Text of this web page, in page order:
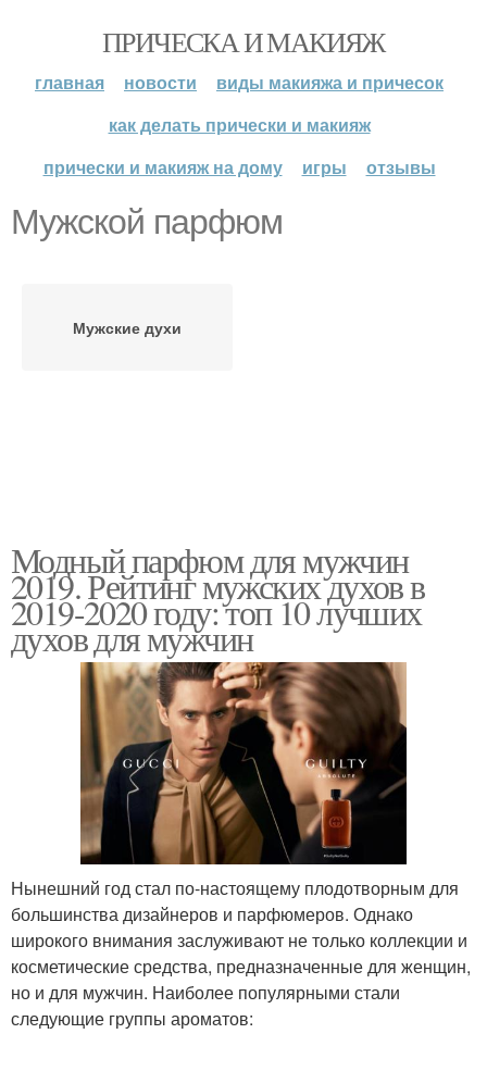
ПРИЧЕСКА И МАКИЯЖ
главная новости
виды макияжа и причесок
как делать прически и макияж
прически и макияж на дому
игры отзывы
Мужской парфюм
Мужские духи
Модный парфюм для мужчин
2019. Рейтинг мужских духов в
2019-2020 году: топ 10 лучших
духов для мужчин
Нынешний год стал по-настоящему плодотворным для
большинства дизайнеров и парфюмеров. Однако
широкого внимания заслуживают не только коллекции и
косметические средства, предназначенные для женщин,
но и для мужчин. Наиболее популярными стали
следующие группы ароматов: